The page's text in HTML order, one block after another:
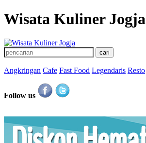
Wisata Kuliner Jogja
Angkringan Cafe Fast Food Legendaris Resto
Follow us